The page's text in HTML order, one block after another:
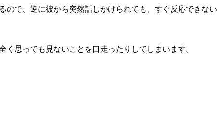
ので、逆に彼から突然話しかけられても、すぐ反応できない
く思っても見ないことを口走ったりしてしまいます。